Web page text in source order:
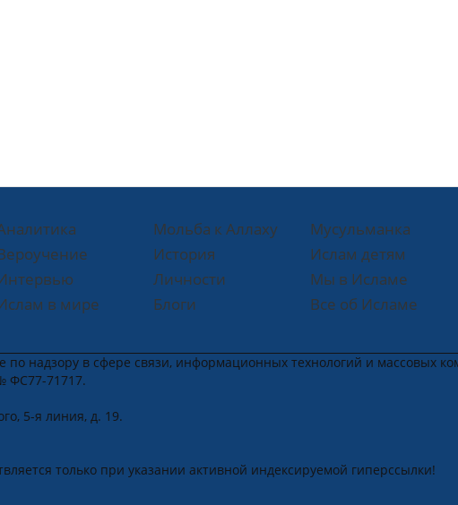
в мире
Мольба к Аллаху
История
Личности
Блоги
Мусульманка
Ислам детям
Мы в Исламе
Все об Исламе
надзору в сфере связи, информационных технологий и массовых
ФС77-71717.
5-я линия, д. 19.
только при указании активной индексируемой гиперссылки!